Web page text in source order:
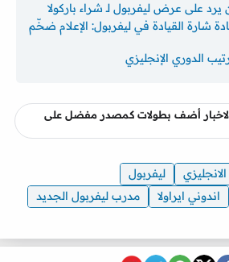
على عرض ليفربول لـ شراء باركولا
شارة القيادة في ليفربول: الإعلام ضخّم
الدوري الإنجليزي
الاخبار أضف بطولات كمصدر مفضل على
ليفربول
اندوني ايراولا
مدرب ليفربول الجديد